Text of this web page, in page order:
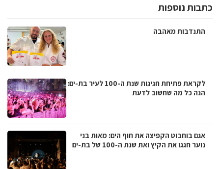
כתבות נוספות
התנדבות מאהבה
לקראת פתיחת חגיגות שנת ה-100 לעיר בת-ים:
הנה כל מה שחשוב לדעת
אגם בוחבוט הקפיצה את חוף הים: מאות בני
נוער חגגו את הקיץ ואת שנת ה-100 של בת-ים